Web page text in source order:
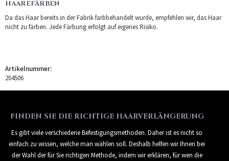
HAAREFÄRBEN
Da das Haar bereits in der Fabrik farbbehandelt wurde, empfehlen wir, das Haar
nicht zu färben. Jede Färbung erfolgt auf eigenes Risiko.
Artikelnummer:
204506
FINDEN SIE DIE RICHTIGE HAARVERLÄNGERUNG
Es gibt viele verschiedene Befestigungsmethoden. Daher ist es nicht so
einfach zu wissen, welche man wählen soll. Deshalb helfen wir Ihnen bei
der Wahl der für Sie richtigen Methode, indem wir erklären, für wen die